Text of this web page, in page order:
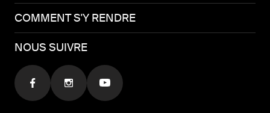
COMMENT S'Y RENDRE
NOUS SUIVRE